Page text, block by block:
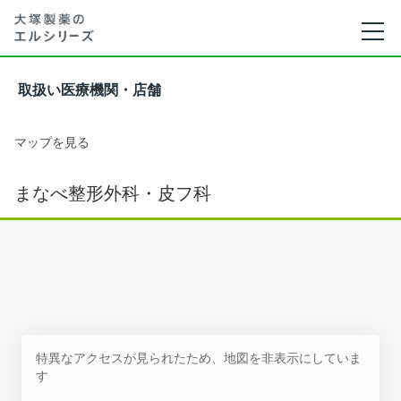
取扱い医療機関・店舗
マップを見る
まなべ整形外科・皮フ科
特異なアクセスが見られたため、地図を非表示にしていま
す